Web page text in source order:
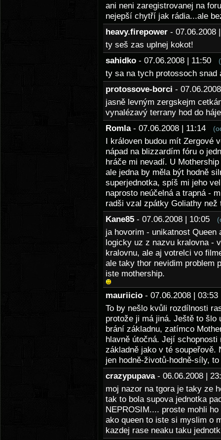
ani neni zaregistrovanej na
nejepší chytří jak rádia...ale
heavy.firepower -
ty seš zas uplnej kokot!
sahidko - 07.06.2008 | 11:50
ty sa na tych protossoch
protossove-borci -
jasně levným zergskejm
vynalézavý terrany hod do
Romla - 07.06.2008 | 11:14
I královen budou mít Zergové
nápad na blizzardím fóru o
hráče mi nevadí. U
ale jedna by měla být hodně
superjednotka, spíš mi jeho
naprosto neúčelná a trapná -
radši vzal zpátky Goliathy než
Kane85 - 07.06.2008 | 10:05
ja hovorim - unikatnost Queen
logicky uz z nazvu kralovna -
kralovnu, ale aj votrelci vo
ale taky thor nevidim problem
iste mothership.
mauriicio - 07.06.2008 |
To by nešlo kvůli rozdílnosti
protože ji má jiná. Ještě to šlo
brání základnu, zatímco
hlavně útočná. Její
základně jako v té soupeřově.
jen hodně-životů-hodně-síly,
crazypupava - 06.06.2008 |
moj nazor na tgora je taky ze
tak to bola supova jednotka
NEPROSIM.... proste mohli
ako queen to iste si myslim o
kazdej rase neaku taku